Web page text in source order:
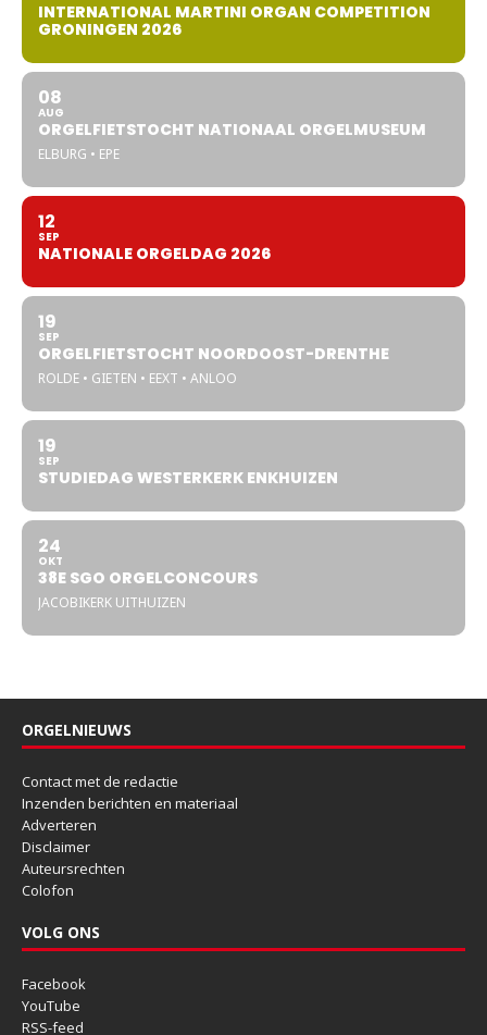
INTERNATIONAL MARTINI ORGAN COMPETITION
GRONINGEN 2026
08
AUG
ORGELFIETSTOCHT NATIONAAL ORGELMUSEUM
ELBURG • EPE
12
SEP
NATIONALE ORGELDAG 2026
19
SEP
ORGELFIETSTOCHT NOORDOOST-DRENTHE
ROLDE • GIETEN • EEXT • ANLOO
19
SEP
STUDIEDAG WESTERKERK ENKHUIZEN
24
OKT
38E SGO ORGELCONCOURS
JACOBIKERK UITHUIZEN
ORGELNIEUWS
Contact met de redactie
Inzenden berichten en materiaal
Adverteren
Disclaimer
Auteursrechten
Colofon
VOLG ONS
Facebook
YouTube
RSS-feed